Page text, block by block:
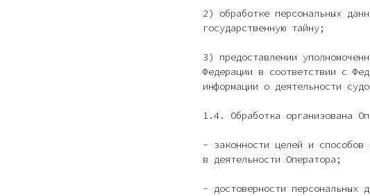
2) обработке персональных
государственную тайну;
3) предоставлении
Федерации в соответствии с
информации о деятельности
1.4. Обработка организована
- законности целей и способов
в деятельности Оператора;
- достоверности персональных